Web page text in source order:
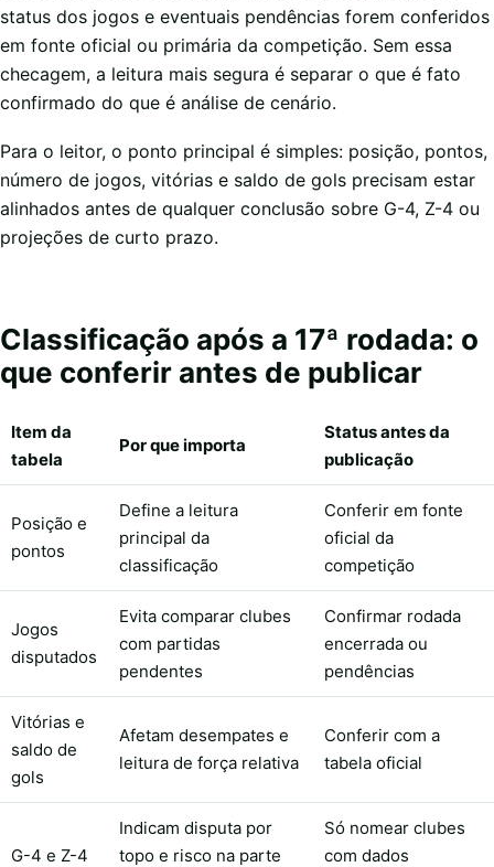
status dos jogos e eventuais pendências forem conferidos
em fonte oficial ou primária da competição. Sem essa
checagem, a leitura mais segura é separar o que é fato
confirmado do que é análise de cenário.
Para o leitor, o ponto principal é simples: posição, pontos,
número de jogos, vitórias e saldo de gols precisam estar
alinhados antes de qualquer conclusão sobre G-4, Z-4 ou
projeções de curto prazo.
Classificação após a 17ª rodada: o
que conferir antes de publicar
Item da
tabela
Por que importa
Status antes da
publicação
Posição e
pontos
Define a leitura
principal da
classificação
Conferir em fonte
oficial da
competição
Jogos
disputados
Evita comparar clubes
com partidas
pendentes
Confirmar rodada
encerrada ou
pendências
Vitórias e
saldo de
gols
Afetam desempates e
leitura de força relativa
Conferir com a
tabela oficial
G-4 e Z-4
Indicam disputa por
topo e risco na parte
Só nomear clubes
com dados